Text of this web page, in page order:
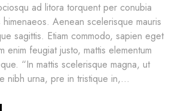
ad litora torquent per conubia
Aenean scelerisque mauris
sagittis. Etiam commodo, sapien eget
enim feugiat justo, mattis elementum
“In mattis scelerisque magna, ut
nibh urna, pre in tristique in,...